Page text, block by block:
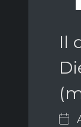
Il